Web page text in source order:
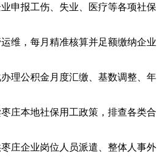
申报工伤、失业、医疗等各项社保
维，每月精准核算并足额缴纳企业
理公积金月度汇缴、基数调整、年
庄本地社保用工政策，排查各类合
庄企业岗位人员派遣、整体人事外